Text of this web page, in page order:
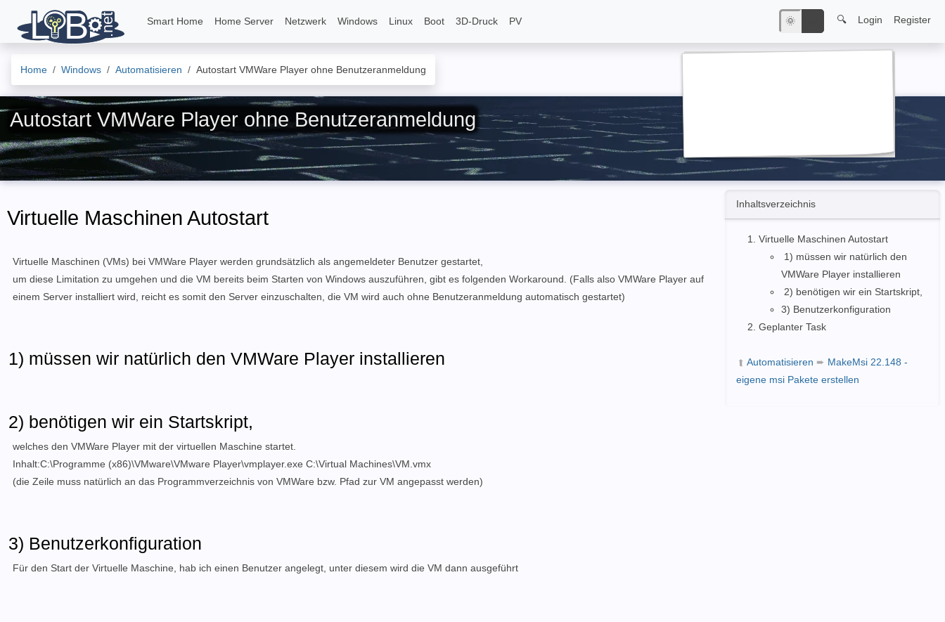
Smart Home Home Server Netzwerk Windows Linux Boot 3D-Druck PV 🌞 🔍 Login Register
Home Windows Automatisieren Autostart VMWare Player ohne Benutzeranmeldung
Autostart VMWare Player ohne Benutzeranmeldung
Inhaltsverzeichnis
Virtuelle Maschinen Autostart
1) müssen wir natürlich den
VMWare Player installieren
2) benötigen wir ein Startskript,
3) Benutzerkonfiguration
Geplanter Task
➦ Automatisieren ➨ MakeMsi 22.148 -
eigene msi Pakete erstellen
Virtuelle Maschinen Autostart
Virtuelle Maschinen (VMs) bei VMWare Player werden grundsätzlich als angemeldeter Benutzer gestartet,
um diese Limitation zu umgehen und die VM bereits beim Starten von Windows auszuführen, gibt es folgenden Workaround. (Falls also VMWare Player auf
einem Server installiert wird, reicht es somit den Server einzuschalten, die VM wird auch ohne Benutzeranmeldung automatisch gestartet)
1) müssen wir natürlich den VMWare Player installieren
2) benötigen wir ein Startskript,
welches den VMWare Player mit der virtuellen Maschine startet.
Inhalt:C:\Programme (x86)\VMware\VMware Player\vmplayer.exe C:\Virtual Machines\VM.vmx
(die Zeile muss natürlich an das Programmverzeichnis von VMWare bzw. Pfad zur VM angepasst werden)
3) Benutzerkonfiguration
Für den Start der Virtuelle Maschine, hab ich einen Benutzer angelegt, unter diesem wird die VM dann ausgeführt